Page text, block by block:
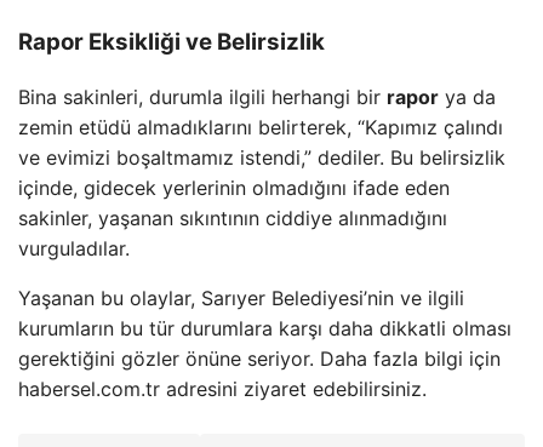
Rapor Eksikliği ve Belirsizlik
Bina sakinleri, durumla ilgili herhangi bir rapor ya da
zemin etüdü almadıklarını belirterek, “Kapımız çalındı
ve evimizi boşaltmamız istendi,” dediler. Bu belirsizlik
içinde, gidecek yerlerinin olmadığını ifade eden
sakinler, yaşanan sıkıntının ciddiye alınmadığını
vurguladılar.
Yaşanan bu olaylar, Sarıyer Belediyesi’nin ve ilgili
kurumların bu tür durumlara karşı daha dikkatli olması
gerektiğini gözler önüne seriyor. Daha fazla bilgi için
habersel.com.tr adresini ziyaret edebilirsiniz.